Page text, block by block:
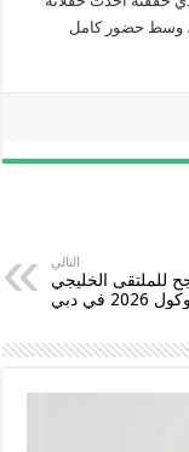
وسط حضور كامل
التالي
للملتقى الخليجي
في دبي